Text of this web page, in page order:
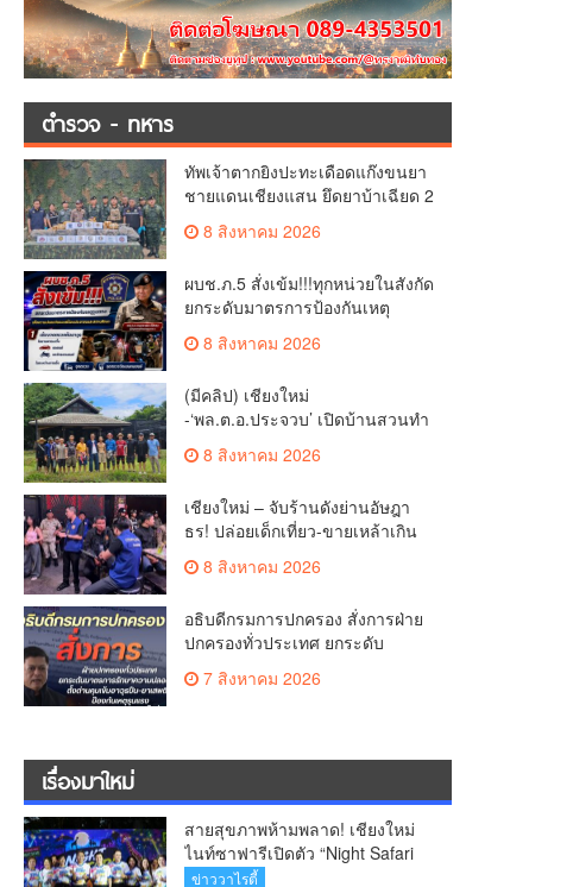
ตำรวจ - ทหาร
ทัพเจ้าตากยิงปะทะเดือดแก๊งขนยา
ชายแดนเชียงแสน ยึดยาบ้าเฉียด 2
ล้านเม็ด ซุกกระสอบฟางหนีมืด
8 สิงหาคม 2026
ผบช.ภ.5 สั่งเข้ม!!!ทุกหน่วยในสังกัด
ยกระดับมาตรการป้องกันเหตุ
รุนแรงเพื่อความปลอดภัยของ
ประชาชนและสถานศึกษา
8 สิงหาคม 2026
(มีคลิป) เชียงใหม่
-‘พล.ต.อ.ประจวบ’ เปิดบ้านสวนทำ
นา-ปลูกวานิลลา ลดรายจ่ายแจกผู้
ใต้บังคับบัญชา
8 สิงหาคม 2026
เชียงใหม่ – จับร้านดังย่านอัษฎา
ธร! ปล่อยเด็กเที่ยว-ขายเหล้าเกิน
เวลา จ่อสั่งปิด 5 ปี
8 สิงหาคม 2026
อธิบดีกรมการปกครอง สั่งการฝ่าย
ปกครองทั่วประเทศ ยกระดับ
มาตรการรักษาความปลอดภัย ตั้ง
ด่านคุมเข้มอาวุธปืน–ยาเสพติด
7 สิงหาคม 2026
เรื่องมาใหม่
สายสุขภาพห้ามพลาด! เชียงใหม่
ไนท์ซาฟารีเปิดตัว “Night Safari
Dance with the Wild” ชวนเต้นออก
ข่าววาไรตี้